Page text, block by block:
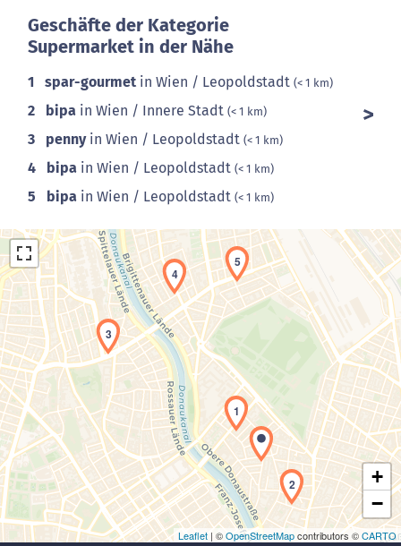
Geschäfte der Kategorie
Supermarket in der Nähe
1 spar-gourmet in Wien / Leopoldstadt (< 1 km)
2 bipa in Wien / Innere Stadt (< 1 km)
3 pennyin Wien / Leopoldstadt (< 1 km)
4 bipa in Wien / Leopoldstadt (< 1 km)
5 bipa in Wien / Leopoldstadt (< 1 km)
Laden der Karte...
1
2
3
4
5
+
−
Leaflet | ©OpenStreetMapcontributors ©CARTO